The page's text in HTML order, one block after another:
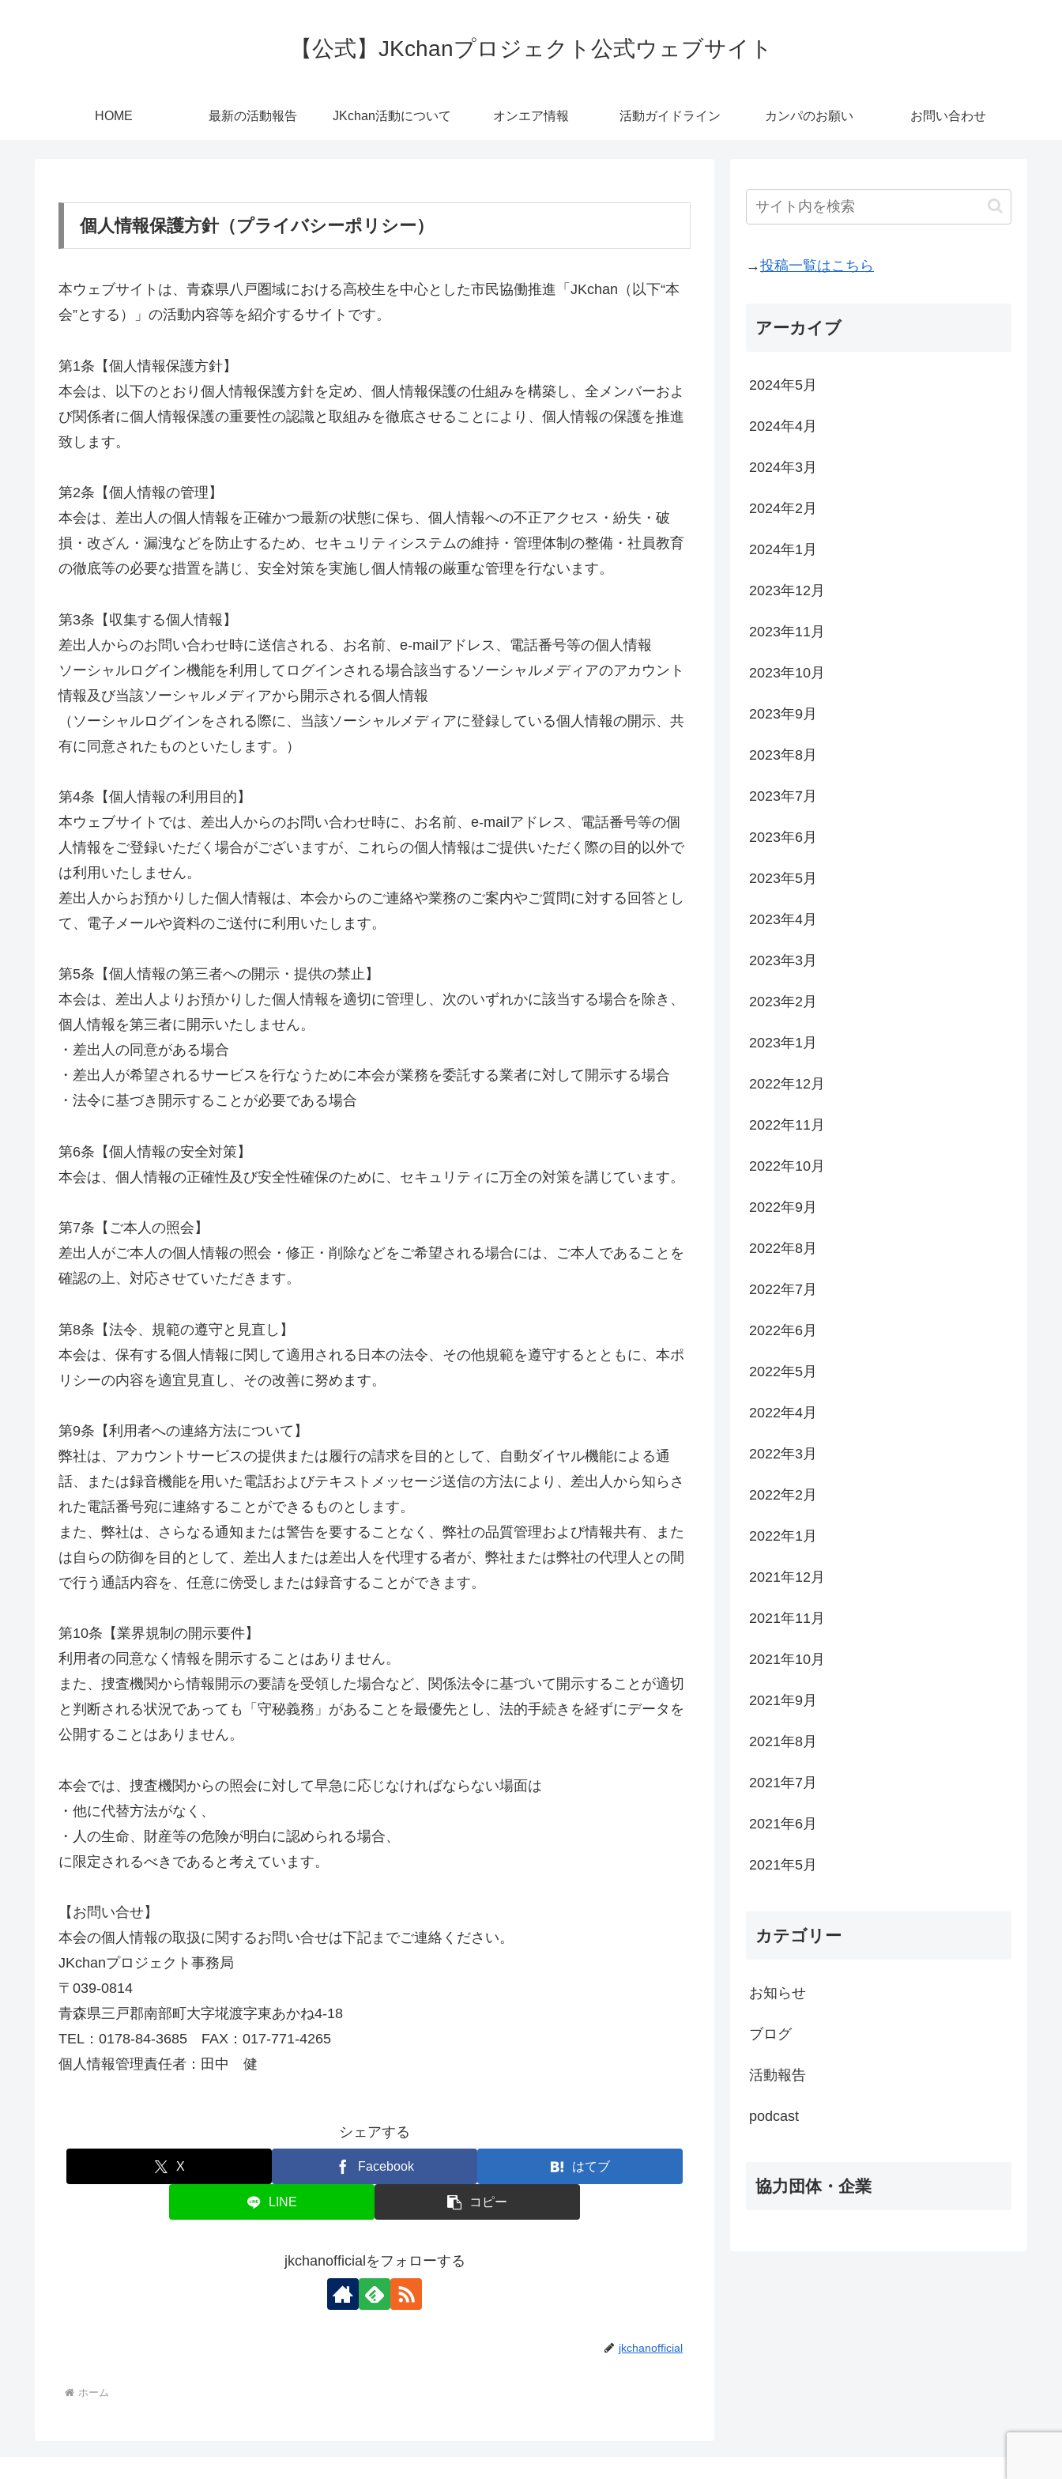
【公式】JKchanプロジェクト公式ウェブサイト
HOME 最新の活動報告 JKchan活動について オンエア情報 活動ガイドライン カンパのお願い お問い合わせ
個人情報保護方針（プライバシーポリシー）
本ウェブサイトは、青森県八戸圏域における高校生を中心とした市民協働推進「JKchan（以下“本
会”とする）」の活動内容等を紹介するサイトです。
第1条【個人情報保護方針】
本会は、以下のとおり個人情報保護方針を定め、個人情報保護の仕組みを構築し、全メンバーおよ
び関係者に個人情報保護の重要性の認識と取組みを徹底させることにより、個人情報の保護を推進
致します。
第2条【個人情報の管理】
本会は、差出人の個人情報を正確かつ最新の状態に保ち、個人情報への不正アクセス・紛失・破
損・改ざん・漏洩などを防止するため、セキュリティシステムの維持・管理体制の整備・社員教育
の徹底等の必要な措置を講じ、安全対策を実施し個人情報の厳重な管理を行ないます。
第3条【収集する個人情報】
差出人からのお問い合わせ時に送信される、お名前、e-mailアドレス、電話番号等の個人情報
ソーシャルログイン機能を利用してログインされる場合該当するソーシャルメディアのアカウント
情報及び当該ソーシャルメディアから開示される個人情報
（ソーシャルログインをされる際に、当該ソーシャルメディアに登録している個人情報の開示、共
有に同意されたものといたします。）
第4条【個人情報の利用目的】
本ウェブサイトでは、差出人からのお問い合わせ時に、お名前、e-mailアドレス、電話番号等の個
人情報をご登録いただく場合がございますが、これらの個人情報はご提供いただく際の目的以外で
は利用いたしません。
差出人からお預かりした個人情報は、本会からのご連絡や業務のご案内やご質問に対する回答とし
て、電子メールや資料のご送付に利用いたします。
第5条【個人情報の第三者への開示・提供の禁止】
本会は、差出人よりお預かりした個人情報を適切に管理し、次のいずれかに該当する場合を除き、
個人情報を第三者に開示いたしません。
・差出人の同意がある場合
・差出人が希望されるサービスを行なうために本会が業務を委託する業者に対して開示する場合
・法令に基づき開示することが必要である場合
第6条【個人情報の安全対策】
本会は、個人情報の正確性及び安全性確保のために、セキュリティに万全の対策を講じています。
第7条【ご本人の照会】
差出人がご本人の個人情報の照会・修正・削除などをご希望される場合には、ご本人であることを
確認の上、対応させていただきます。
第8条【法令、規範の遵守と見直し】
本会は、保有する個人情報に関して適用される日本の法令、その他規範を遵守するとともに、本ポ
リシーの内容を適宜見直し、その改善に努めます。
第9条【利用者への連絡方法について】
弊社は、アカウントサービスの提供または履行の請求を目的として、自動ダイヤル機能による通
話、または録音機能を用いた電話およびテキストメッセージ送信の方法により、差出人から知らさ
れた電話番号宛に連絡することができるものとします。
また、弊社は、さらなる通知または警告を要することなく、弊社の品質管理および情報共有、また
は自らの防御を目的として、差出人または差出人を代理する者が、弊社または弊社の代理人との間
で行う通話内容を、任意に傍受しまたは録音することができます。
第10条【業界規制の開示要件】
利用者の同意なく情報を開示することはありません。
また、捜査機関から情報開示の要請を受領した場合など、関係法令に基づいて開示することが適切
と判断される状況であっても「守秘義務」があることを最優先とし、法的手続きを経ずにデータを
公開することはありません。
本会では、捜査機関からの照会に対して早急に応じなければならない場面は
・他に代替方法がなく、
・人の生命、財産等の危険が明白に認められる場合、
に限定されるべきであると考えています。
【お問い合せ】
本会の個人情報の取扱に関するお問い合せは下記までご連絡ください。
JKchanプロジェクト事務局
〒039-0814
青森県三戸郡南部町大字埖渡字東あかね4-18
TEL：0178-84-3685 FAX：017-771-4265
個人情報管理責任者：田中 健
シェアする
X Facebook はてブ
LINE コピー
jkchanofficialをフォローする
jkchanofficial
ホーム
→投稿一覧はこちら
アーカイブ
2024年5月
2024年4月
2024年3月
2024年2月
2024年1月
2023年12月
2023年11月
2023年10月
2023年9月
2023年8月
2023年7月
2023年6月
2023年5月
2023年4月
2023年3月
2023年2月
2023年1月
2022年12月
2022年11月
2022年10月
2022年9月
2022年8月
2022年7月
2022年6月
2022年5月
2022年4月
2022年3月
2022年2月
2022年1月
2021年12月
2021年11月
2021年10月
2021年9月
2021年8月
2021年7月
2021年6月
2021年5月
カテゴリー
お知らせ
ブログ
活動報告
podcast
協力団体・企業